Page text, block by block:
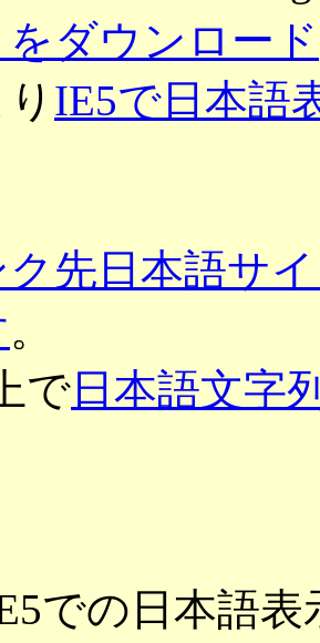
ダウンロード
IE5で日本語
ク先日本語サ
。
で 日本語文字
での日本語表